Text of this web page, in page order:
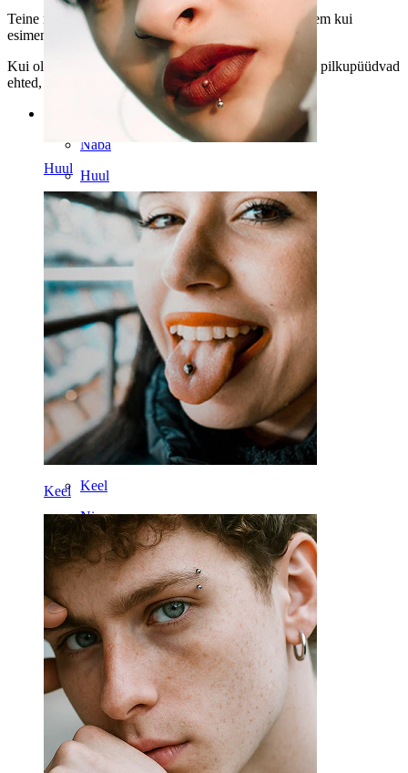
Huul
Keel
Teine ripub kuu all, mis on, nagu ka pildilt näha, suurem kui
esimene.
Kui oled venitanud oma kõrvaauku ja sulle meeldivad pilkupüüdvad
ehted, on see tunnel kindlasti sinu jaoks.
Naba
Huul
Nibu
Dermal
Helix
Kõrv
Septum
14k Kuld
Võltsneedid
Labret
Keel
Nina
Tragus
Barbell
Rook
Daith
Hobuseraua
Rõngas
Töövahendid
Kaardus barbell